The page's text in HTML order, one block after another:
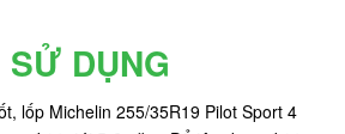
DỤNG
lốp Michelin 255/35R19 Pilot Sport 4